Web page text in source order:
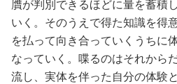
贋が判別できるほどに量を蓄積
いく。そのうえで得た知識を得
を払って向き合っていくうちに
なっていく。喋るのはそれから
流し、実体を伴った自分の体験